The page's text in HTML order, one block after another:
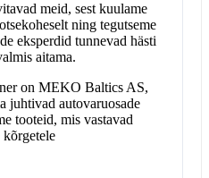
meid, sest kuulame
ning tegutseme
eksperdid tunnevad hästi
aitama.
on MEKO Baltics AS,
juhtivad autovaruosade
tooteid, mis vastavad
kõrgetele